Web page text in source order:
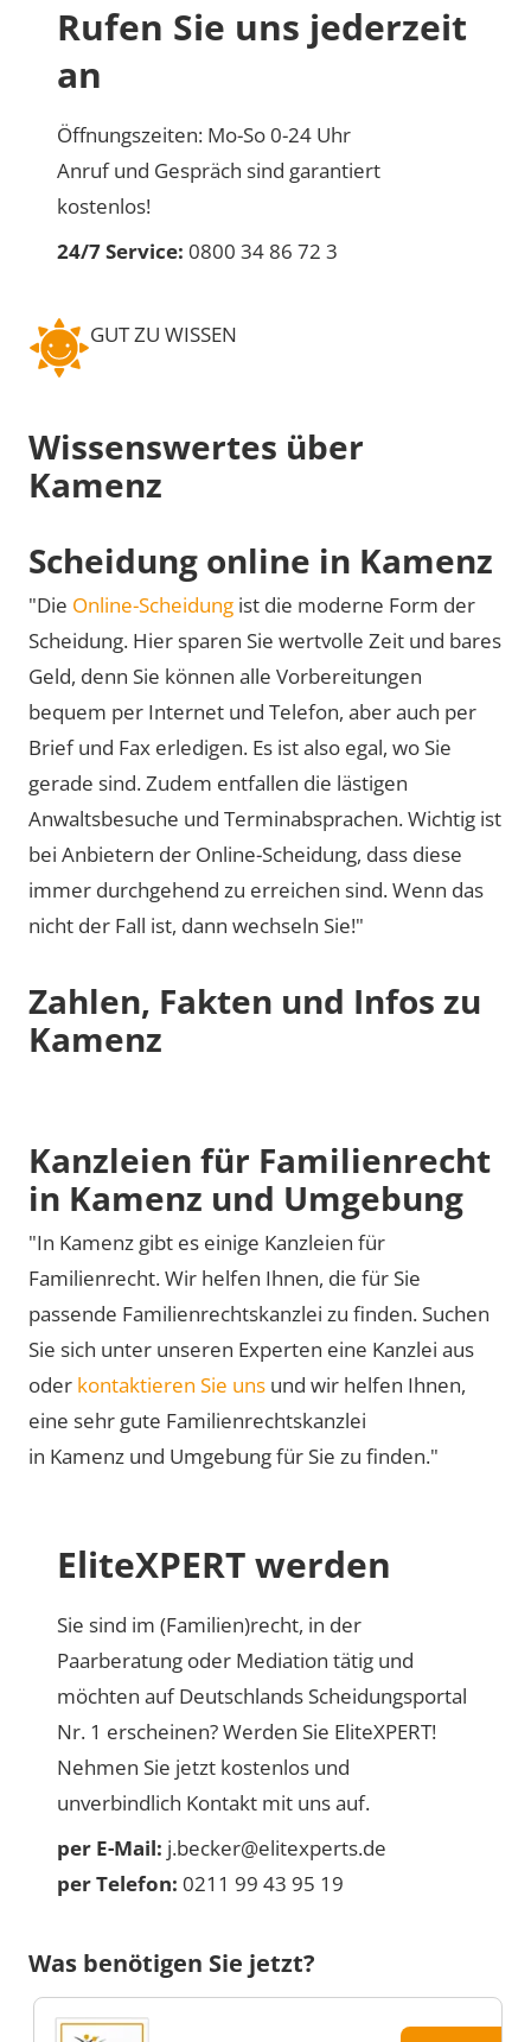
Rufen Sie uns jederzeit
an
Öffnungszeiten: Mo-So 0-24 Uhr
Anruf und Gespräch sind garantiert
kostenlos!
24/7 Service: 0800 34 86 72 3
GUT ZU WISSEN
Wissenswertes über
Kamenz
Scheidung online in Kamenz
"Die Online-Scheidung ist die moderne Form der
Scheidung. Hier sparen Sie wertvolle Zeit und bares
Geld, denn Sie können alle Vorbereitungen
bequem per Internet und Telefon, aber auch per
Brief und Fax erledigen. Es ist also egal, wo Sie
gerade sind. Zudem entfallen die lästigen
Anwaltsbesuche und Terminabsprachen. Wichtig ist
bei Anbietern der Online-Scheidung, dass diese
immer durchgehend zu erreichen sind. Wenn das
nicht der Fall ist, dann wechseln Sie!"
Zahlen, Fakten und Infos zu
Kamenz
Kanzleien für Familienrecht
in Kamenz und Umgebung
"In Kamenz gibt es einige Kanzleien für
Familienrecht. Wir helfen Ihnen, die für Sie
passende Familienrechtskanzlei zu finden. Suchen
Sie sich unter unseren Experten eine Kanzlei aus
oder kontaktieren Sie uns und wir helfen Ihnen,
eine sehr gute Familienrechtskanzlei
in Kamenz und Umgebung für Sie zu finden."
EliteXPERT werden
Sie sind im (Familien)recht, in der
Paarberatung oder Mediation tätig und
möchten auf Deutschlands Scheidungsportal
Nr. 1 erscheinen? Werden Sie EliteXPERT!
Nehmen Sie jetzt kostenlos und
unverbindlich Kontakt mit uns auf.
per E-Mail: j.becker@elitexperts.de
per Telefon: 0211 99 43 95 19
Was benötigen Sie jetzt?